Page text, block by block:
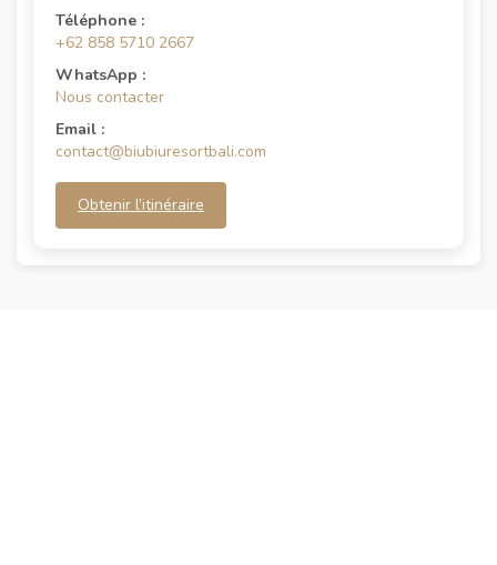
Téléphone :
+62 858 5710 2667
WhatsApp :
Nous contacter
Email :
contact@biubiuresortbali.com
Obtenir l’itinéraire